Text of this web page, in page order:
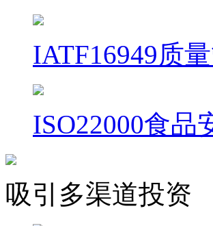
IATF16949质
ISO22000食品
吸引多渠道投资